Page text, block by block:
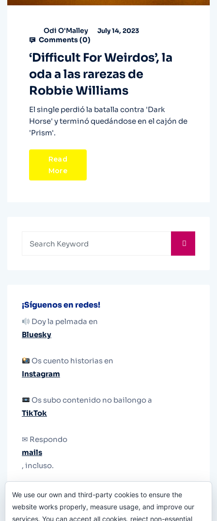
Odi O'Malley July 14, 2023
Comments (0)
‘Difficult For Weirdos’, la
oda a las rarezas de
Robbie Williams
El single perdió la batalla contra 'Dark
Horse' y terminó quedándose en el cajón de
'Prism'.
Read
More
¡Síguenos en redes!
Doy la pelmada en
Bluesky
Os cuento historias en
Instagram
Os subo contenido no bailongo a
TikTok
✉ Respondo
mails
, incluso.
le quiten el teléfono.
We use our own and third-party cookies to ensure the
website works properly, measure usage, and improve our
services. You can accept all cookies, reject non-essential